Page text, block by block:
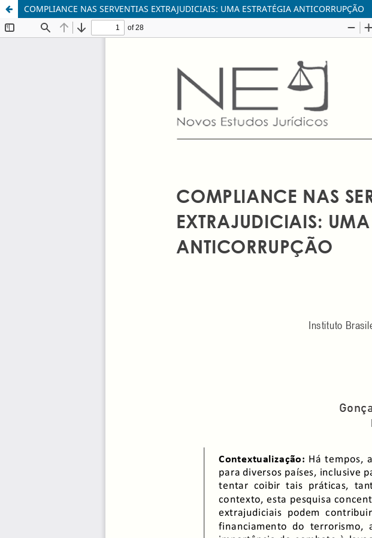
COMPLIANCE NAS SERVENTIAS EXTRAJUDICIAIS: UMA ESTRATÉGIA ANTICORRUPÇÃO